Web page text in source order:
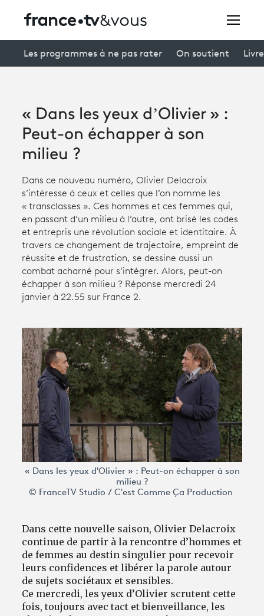
connexion
Avantages fidélité
Creators
À la une
Participer et assister à une émission
Productions et innovation
Programme tv
Les programmes à ne pas rater On soutient
« Dans les yeux d’Olivier » :
Peut-on échapper à son
milieu ?
Dans ce nouveau numéro, Olivier Delacroix
s’intéresse à ceux et celles que l’on nomme les
« transclasses ». Ces hommes et ces femmes qui,
en passant d’un milieu à l’autre, ont brisé les codes
et entrepris une révolution sociale et identitaire. À
travers ce changement de trajectoire, empreint de
réussite et de frustration, se dessine aussi un
combat acharné pour s’intégrer. Alors, peut-on
échapper à son milieu ? Réponse mercredi 24
janvier à 22.55 sur France 2.
« Dans les yeux d'Olivier » : Peut-on échapper à son
milieu ?
© FranceTV Studio / C'est Comme Ça Production
Dans cette nouvelle saison, Olivier Delacroix
continue de partir à la rencontre d’hommes et
de femmes au destin singulier pour recevoir
leurs confidences et libérer la parole autour
de sujets sociétaux et sensibles.
Ce mercredi, les yeux d’Olivier scrutent cette
fois, toujours avec tact et bienveillance, les